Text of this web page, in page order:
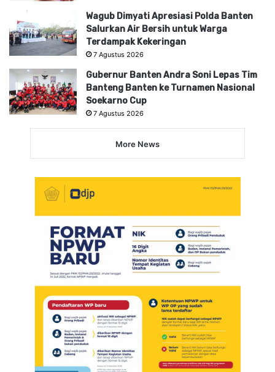
Wagub Dimyati Apresiasi Polda Banten
Salurkan Air Bersih untuk Warga
Terdampak Kekeringan
7 Agustus 2026
Gubernur Banten Andra Soni Lepas Tim
Banteng Banten ke Turnamen Nasional
Soekarno Cup
7 Agustus 2026
More News